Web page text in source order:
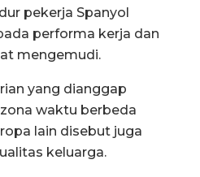
pekerja Spanyol
performa kerja dan
mengemudi.
yang dianggap
waktu berbeda
lain disebut juga
keluarga.